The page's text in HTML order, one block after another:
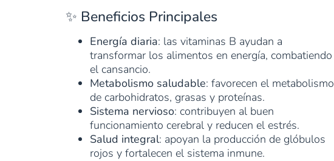
✨ Beneficios Principales
Energía diaria: las vitaminas B ayudan a
transformar los alimentos en energía, combatiendo
el cansancio.
Metabolismo saludable: favorecen el metabolismo
de carbohidratos, grasas y proteínas.
Sistema nervioso: contribuyen al buen
funcionamiento cerebral y reducen el estrés.
Salud integral: apoyan la producción de glóbulos
rojos y fortalecen el sistema inmune.